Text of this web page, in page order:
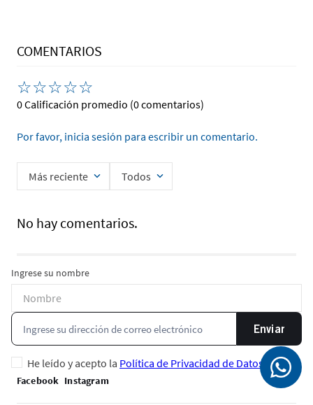
COMENTARIOS
☆☆☆☆☆
0 Calificación promedio (0 comentarios)
Por favor, inicia sesión para escribir un comentario.
Más reciente Todos
No hay comentarios.
Ingrese su nombre
Enviar
He leído y acepto la Política de Privacidad de Datos